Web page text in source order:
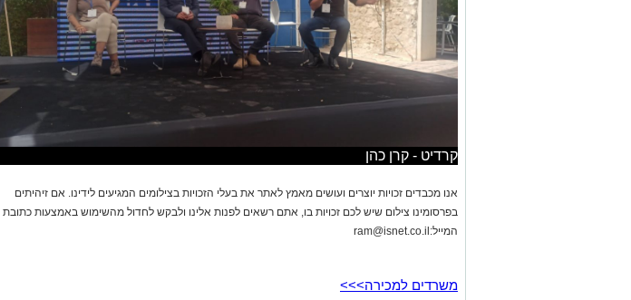
קרדיט - קרן כהן
אנו מכבדים זכויות יוצרים ועושים מאמץ לאתר את בעלי הזכויות בצילומים המגיעים לידינו. אם זיהיתים
בפרסומינו צילום שיש לכם זכויות בו, אתם רשאים לפנות אלינו ולבקש לחדול מהשימוש באמצעות כתובת
המייל: ram@isnet.co.il
משרדים למכירה>>>